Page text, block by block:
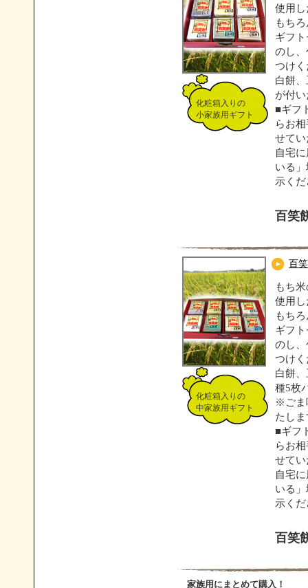
化粧箱入りの
小家族用ギフト
使用
もち
ギフ
のし
つけ
白餅
が付
■ギフ
らお
せて
自宅
いる
示く
百笑
化粧箱入りの
中家族用ギフト
百
もち
使用
もち
ギフ
のし
つけ
白餅
種5枚
※ごま
たし
■ギフ
らお
せて
自宅
いる
示く
百笑
家族用にまとめて購入！